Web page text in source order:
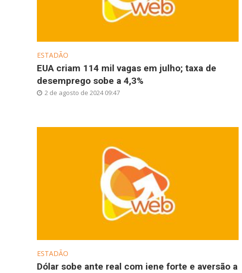
ESTADÃO
EUA criam 114 mil vagas em julho; taxa de
desemprego sobe a 4,3%
2 de agosto de 2024 09:47
ESTADÃO
Dólar sobe ante real com iene forte e aversão a